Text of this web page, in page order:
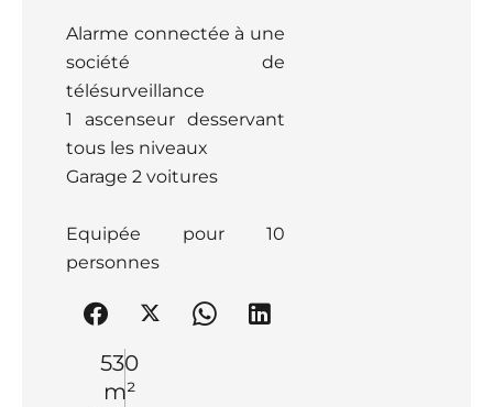
530
m²
Alarme connectée à une
société de
télésurveillance
1 ascenseur desservant
tous les niveaux
Garage 2 voitures
Equipée pour 10
personnes